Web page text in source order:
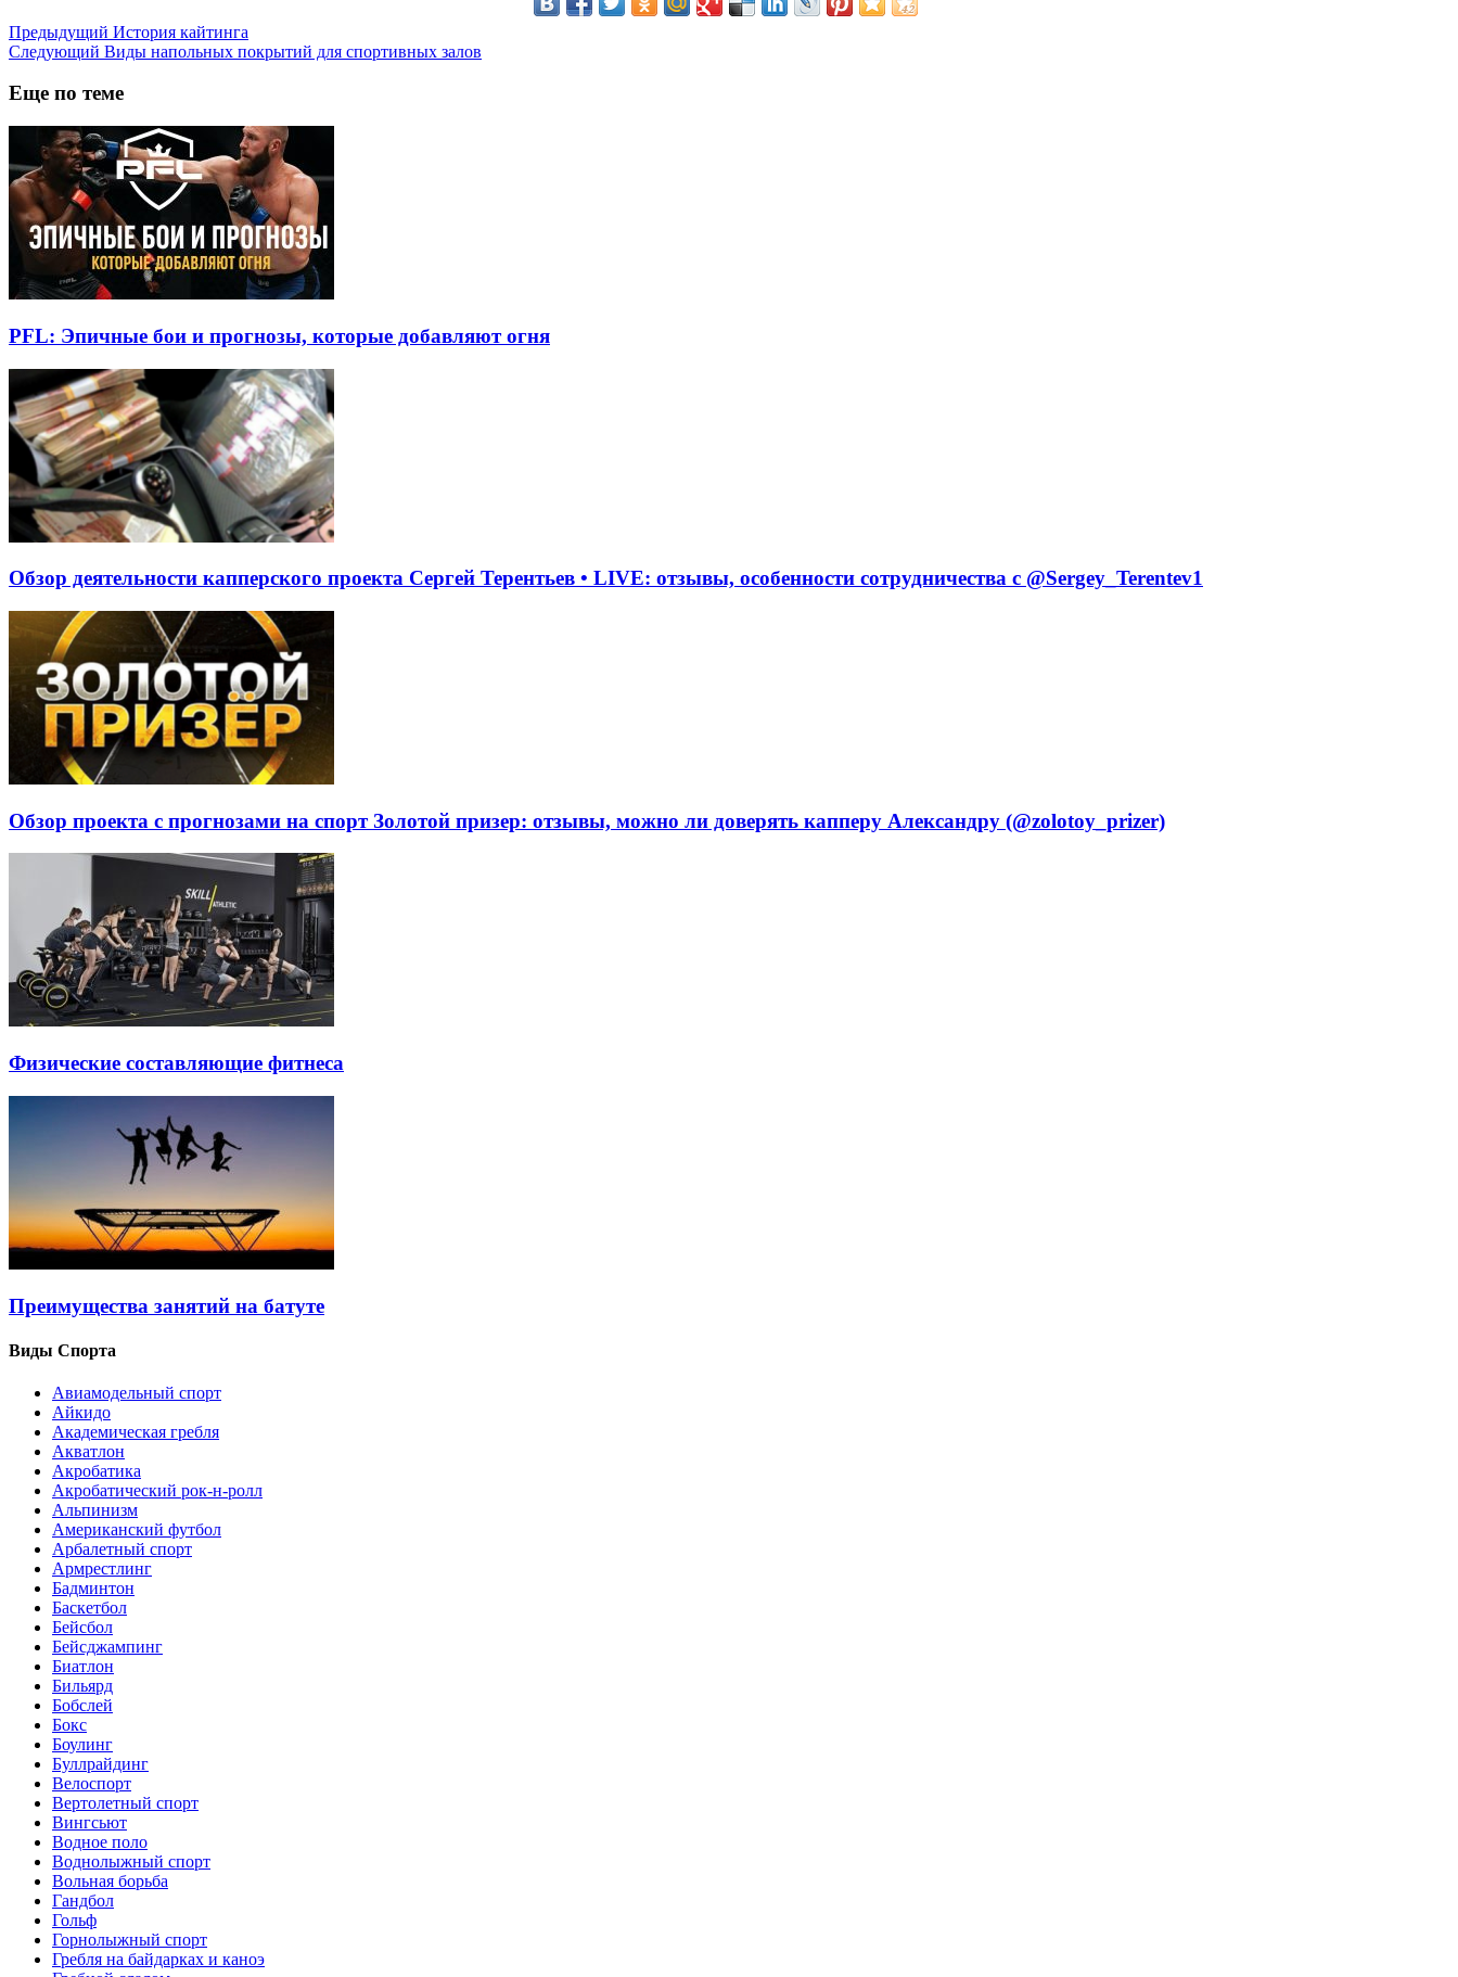
Предыдущий История кайтинга
Следующий Виды напольных покрытий для спортивных залов
Еще по теме
PFL: Эпичные бои и прогнозы, которые добавляют огня
Обзор деятельности капперского проекта Сергей Терентьев • LIVE: отзывы, особенности сотрудничества с @Sergey_Terentev1
Обзор проекта с прогнозами на спорт Золотой призер: отзывы, можно ли доверять капперу Александру (@zolotoy_prizer)
Физические составляющие фитнеса
Преимущества занятий на батуте
Виды Спорта
Авиамодельный спорт
Айкидо
Академическая гребля
Акватлон
Акробатика
Акробатический рок-н-ролл
Альпинизм
Американский футбол
Арбалетный спорт
Армрестлинг
Бадминтон
Баскетбол
Бейсбол
Бейсджампинг
Биатлон
Бильярд
Бобслей
Бокс
Боулинг
Буллрайдинг
Велоспорт
Вертолетный спорт
Вингсьют
Водное поло
Воднолыжный спорт
Вольная борьба
Гандбол
Гольф
Горнолыжный спорт
Гребля на байдарках и каноэ